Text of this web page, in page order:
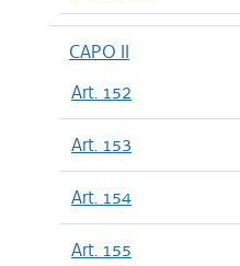
CAPO II
Art. 152
Art. 153
Art. 154
Art. 155